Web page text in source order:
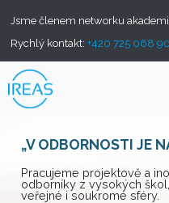
Jsme členem networku
Rychlý kontakt: +420 725 068
„V ODBORNOSTI JE
Pracujeme projektově a
odborníky z vysokých
veřejné i soukromé sféry.